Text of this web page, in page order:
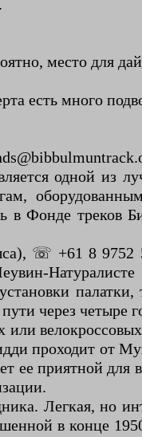
место для
есть много
одной из
Фонде треков
☏ +61 8 9752
через четыре
или
проходит от
ее приятной
Легкая, но
в конце